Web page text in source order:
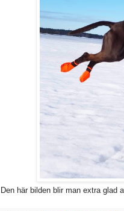
Den här bilden blir man extra glad